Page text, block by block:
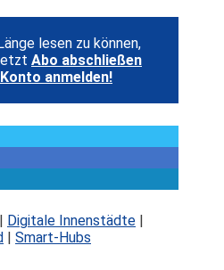
lesen zu können,
Abo abschließen
anmelden!
| Digitale Innenstädte |
| Smart-Hubs